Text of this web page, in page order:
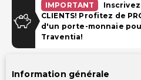
IMPORTANT
CLIENTS! Profitez de
d'un porte-monnaie
Traventia!
Information générale